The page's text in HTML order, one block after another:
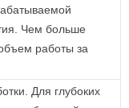
Чем больше
работы за
Для глубоких